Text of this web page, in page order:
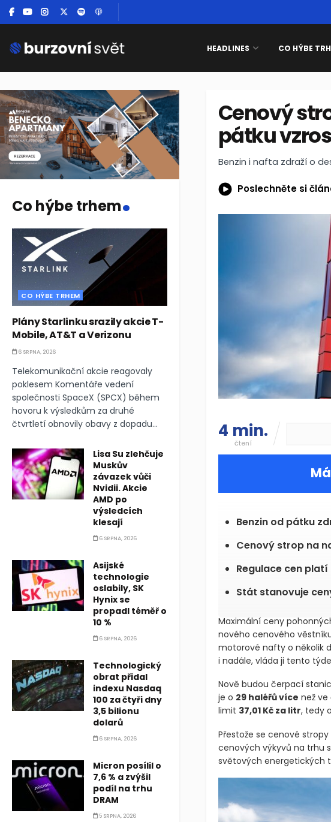
HEADLINES CO HÝBE
Cenový
pátku
Benzin i nafta zdraží o
Poslechněte si
4 min.
čtení
Benzin od pátku
Cenový strop na
Regulace cen platí
Stát stanovuje
Maximální ceny
nového cenového
motorové nafty o několik
i nadále, vláda ji tento
Nově budou čerpací
je o 29 haléřů více než
limit 37,01 Kč za litr, tedy o
Přestože se cenové
cenových výkyvů na trhu
světových energetických
Co hýbe trhem.
CO HÝBE TRHEM
Plány Starlinku srazily akcie T-
Mobile, AT&T a Verizonu
6 SRPNA, 2026
Telekomunikační akcie reagovaly
poklesem Komentáře vedení
společnosti SpaceX (SPCX) během
hovoru k výsledkům za druhé
čtvrtletí obnovily obavy z dopadu...
Lisa Su zlehčuje
Muskův
závazek vůči
Nvidii. Akcie
AMD po
výsledcích
klesají
6 SRPNA, 2026
Asijské
technologie
oslabily, SK
Hynix se
propadl téměř o
10 %
6 SRPNA, 2026
Technologický
obrat přidal
indexu Nasdaq
100 za čtyři dny
3,5 bilionu
dolarů
6 SRPNA, 2026
Micron posílil o
7,6 % a zvýšil
podíl na trhu
DRAM
5 SRPNA, 2026